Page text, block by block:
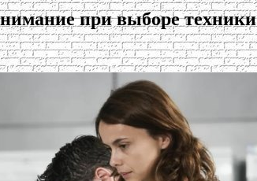
при выборе техники